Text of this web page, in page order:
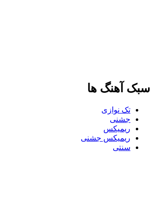
سبک آهنگ ها
تک نوازی
جشنی
ریمیکس
ریمیکس جشنی
سنتی